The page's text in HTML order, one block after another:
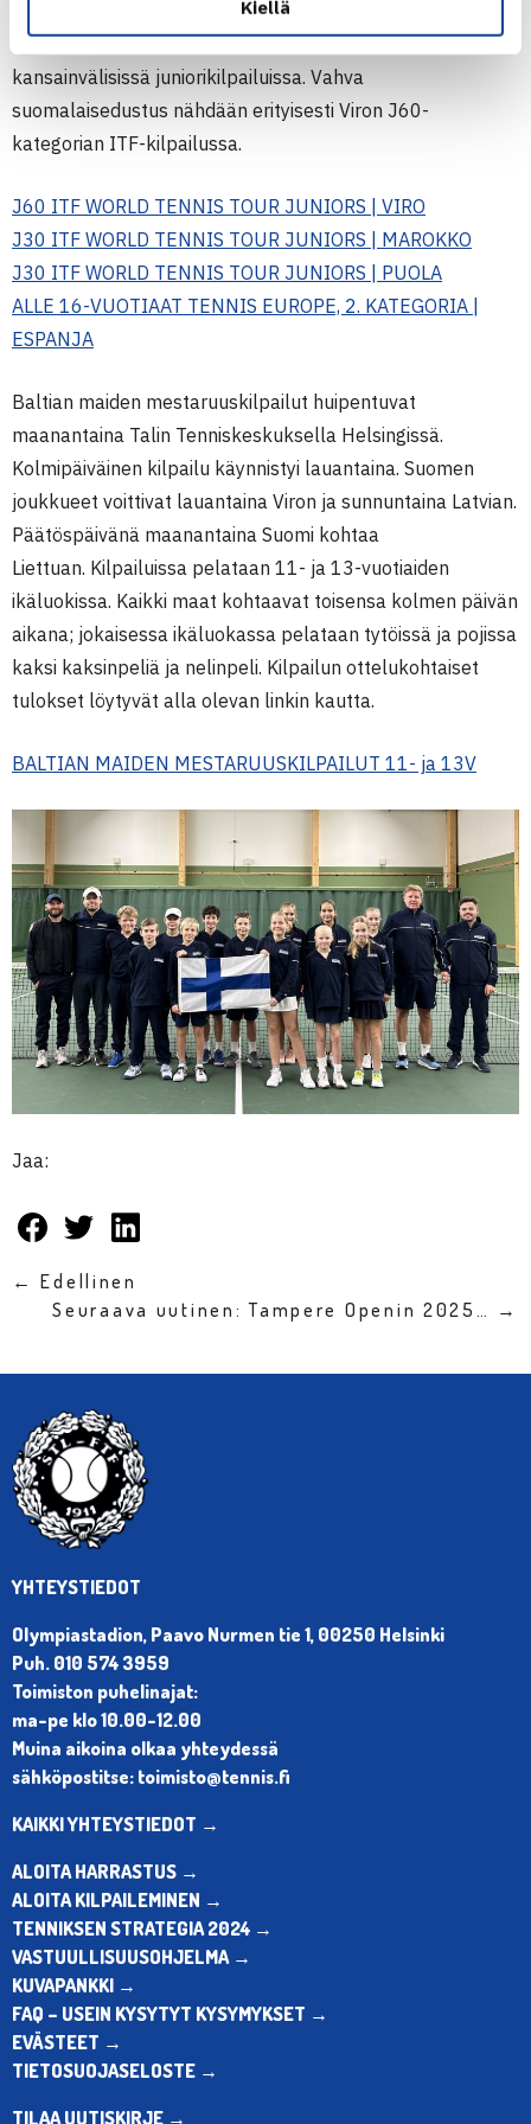
Kiellä
Tällä viikolla suomalaisia pelaa alla olevissa
kansainvälisissä juniorikilpailuissa. Vahva
suomalaisedustus nähdään erityisesti Viron J60-
kategorian ITF-kilpailussa.
J60 ITF WORLD TENNIS TOUR JUNIORS | VIRO
J30 ITF WORLD TENNIS TOUR JUNIORS | MAROKKO
J30 ITF WORLD TENNIS TOUR JUNIORS | PUOLA
ALLE 16-VUOTIAAT TENNIS EUROPE, 2. KATEGORIA |
ESPANJA
Baltian maiden mestaruuskilpailut huipentuvat
maanantaina Talin Tenniskeskuksella Helsingissä.
Kolmipäiväinen kilpailu käynnistyi lauantaina. Suomen
joukkueet voittivat lauantaina Viron ja sunnuntaina Latvian.
Päätöspäivänä maanantaina Suomi kohtaa
Liettuan. Kilpailuissa pelataan 11- ja 13-vuotiaiden
ikäluokissa. Kaikki maat kohtaavat toisensa kolmen päivän
aikana; jokaisessa ikäluokassa pelataan tytöissä ja pojissa
kaksi kaksinpeliä ja nelinpeli. Kilpailun ottelukohtaiset
tulokset löytyvät alla olevan linkin kautta.
BALTIAN MAIDEN MESTARUUSKILPAILUT 11- ja 13V
Jaa:
← Edellinen
Seuraava uutinen: Tampere Openin 2025… →
YHTEYSTIEDOT
Olympiastadion, Paavo Nurmen tie 1, 00250 Helsinki
Puh. 010 574 3959
Toimiston puhelinajat:
ma-pe klo 10.00-12.00
Muina aikoina olkaa yhteydessä
sähköpostitse: toimisto@tennis.fi
KAIKKI YHTEYSTIEDOT →
ALOITA HARRASTUS →
ALOITA KILPAILEMINEN →
TENNIKSEN STRATEGIA 2024 →
VASTUULLISUUSOHJELMA →
KUVAPANKKI →
FAQ – USEIN KYSYTYT KYSYMYKSET →
EVÄSTEET →
TIETOSUOJASELOSTE →
TILAA UUTISKIRJE →